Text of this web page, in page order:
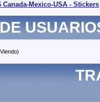
Mexico-USA - Stickers